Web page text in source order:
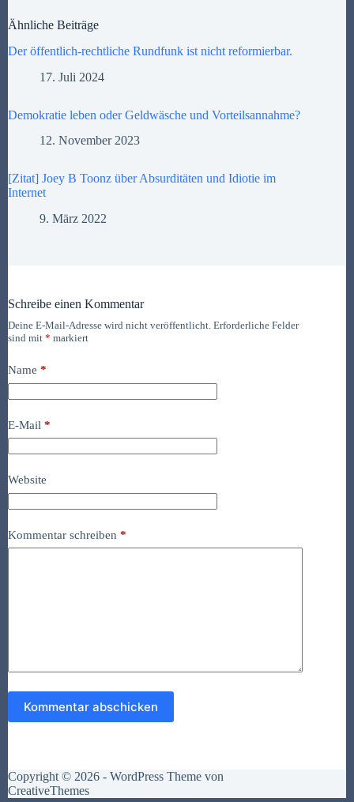
Ähnliche Beiträge
Der öffentlich-rechtliche Rundfunk ist nicht reformierbar.
17. Juli 2024
Demokratie leben oder Geldwäsche und Vorteilsannahme?
12. November 2023
[Zitat] Joey B Toonz über Absurditäten und Idiotie im
Internet
9. März 2022
Schreibe einen Kommentar
Deine E-Mail-Adresse wird nicht veröffentlicht. Erforderliche Felder
sind mit * markiert
Name *
E-Mail *
Website
Kommentar schreiben *
Kommentar abschicken
Copyright © 2026 - WordPress Theme von
CreativeThemes